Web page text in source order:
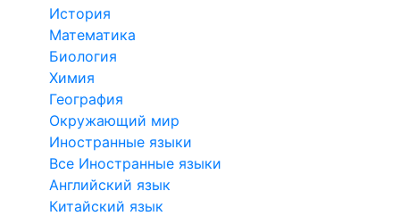
История
Математика
Биология
Химия
География
Окружающий мир
Иностранные языки
Все Иностранные языки
Английский язык
Китайский язык